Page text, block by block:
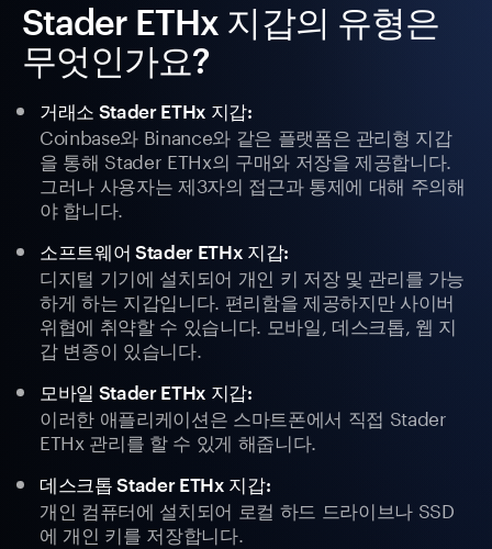
Stader ETHx 지갑의 유형은
무엇인가요?
거래소 Stader ETHx 지갑:
Coinbase와 Binance와 같은 플랫폼은 관리형 지갑
을 통해 Stader ETHx의 구매와 저장을 제공합니다.
그러나 사용자는 제3자의 접근과 통제에 대해 주의해
야 합니다.
소프트웨어 Stader ETHx 지갑:
디지털 기기에 설치되어 개인 키 저장 및 관리를 가능
하게 하는 지갑입니다. 편리함을 제공하지만 사이버
위협에 취약할 수 있습니다. 모바일, 데스크톱, 웹 지
갑 변종이 있습니다.
모바일 Stader ETHx 지갑:
이러한 애플리케이션은 스마트폰에서 직접 Stader
ETHx 관리를 할 수 있게 해줍니다.
데스크톱 Stader ETHx 지갑:
개인 컴퓨터에 설치되어 로컬 하드 드라이브나 SSD
에 개인 키를 저장합니다.